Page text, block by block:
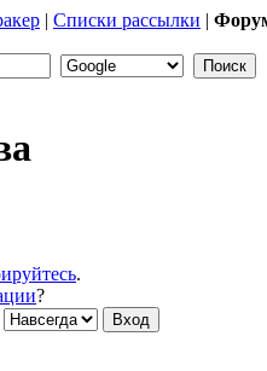
| Списки рассылки |
.
?